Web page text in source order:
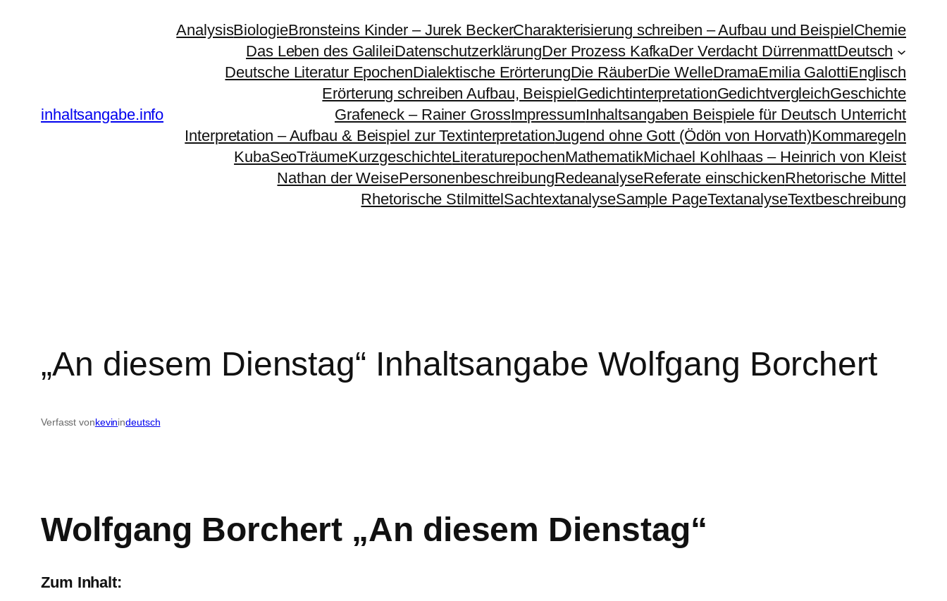
inhaltsangabe.info
AnalysisBiologieBronsteins Kinder – Jurek BeckerCharakterisierung schreiben – Aufbau und BeispielChemie
Das Leben des GalileiDatenschutzerklärungDer Prozess KafkaDer Verdacht DürrenmattDeutsch
Deutsche Literatur EpochenDialektische ErörterungDie RäuberDie WelleDramaEmilia GalottiEnglisch
Erörterung schreiben Aufbau, BeispielGedichtinterpretationGedichtvergleichGeschichte
Grafeneck – Rainer GrossImpressumInhaltsangaben Beispiele für Deutsch Unterricht
Interpretation – Aufbau & Beispiel zur TextinterpretationJugend ohne Gott (Ödön von Horvath)Kommaregeln
KubaSeoTräumeKurzgeschichteLiteraturepochenMathematikMichael Kohlhaas – Heinrich von Kleist
Nathan der WeisePersonenbeschreibungRedeanalyseReferate einschickenRhetorische Mittel
Rhetorische StilmittelSachtextanalyseSample PageTextanalyseTextbeschreibung
„An diesem Dienstag“ Inhaltsangabe Wolfgang Borchert
Verfasst vonkevinindeutsch
Wolfgang Borchert „An diesem Dienstag“
Zum Inhalt: